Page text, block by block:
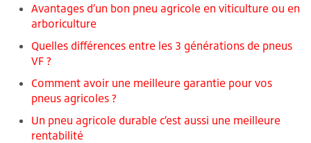
Avantages d’un bon pneu agricole en viticulture ou en
arboriculture
Quelles différences entre les 3 générations de pneus
VF ?
Comment avoir une meilleure garantie pour vos
pneus agricoles ?
Un pneu agricole durable c’est aussi une meilleure
rentabilité